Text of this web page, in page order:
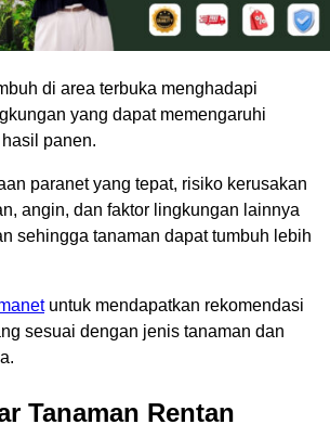
di area terbuka menghadapi
yang dapat memengaruhi
panen.
paranet yang tepat, risiko kerusakan
angin, dan faktor lingkungan lainnya
sehingga tanaman dapat tumbuh lebih
untuk mendapatkan rekomendasi
sesuai dengan jenis tanaman dan
Tanaman Rentan